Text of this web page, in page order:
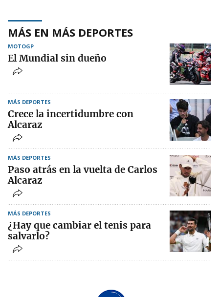
MÁS EN MÁS DEPORTES
MOTOGP
El Mundial sin dueño
MÁS DEPORTES
Crece la incertidumbre con
Alcaraz
MÁS DEPORTES
Paso atrás en la vuelta de Carlos
Alcaraz
MÁS DEPORTES
¿Hay que cambiar el tenis para
salvarlo?